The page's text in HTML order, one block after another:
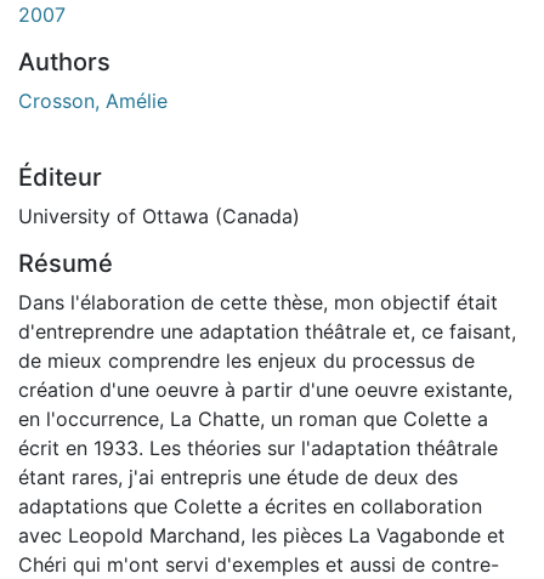
2007
Authors
Crosson, Amélie
Éditeur
University of Ottawa (Canada)
Résumé
Dans l'élaboration de cette thèse, mon objectif était
d'entreprendre une adaptation théâtrale et, ce faisant,
de mieux comprendre les enjeux du processus de
création d'une oeuvre à partir d'une oeuvre existante,
en l'occurrence, La Chatte, un roman que Colette a
écrit en 1933. Les théories sur l'adaptation théâtrale
étant rares, j'ai entrepris une étude de deux des
adaptations que Colette a écrites en collaboration
avec Leopold Marchand, les pièces La Vagabonde et
Chéri qui m'ont servi d'exemples et aussi de contre-